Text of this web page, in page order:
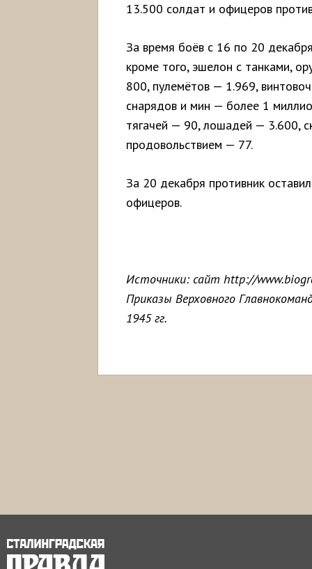
13.500 солдат и офицеров
За время боёв с 16 по 20
кроме того, эшелон с танками,
800, пулемётов — 1.969,
снарядов и мин — более 1
тягачей — 90, лошадей — 3.600,
продовольствием — 77.
За 20 декабря противник
офицеров.
Источники: сайт http://
Приказы Верховного
1945 гг.